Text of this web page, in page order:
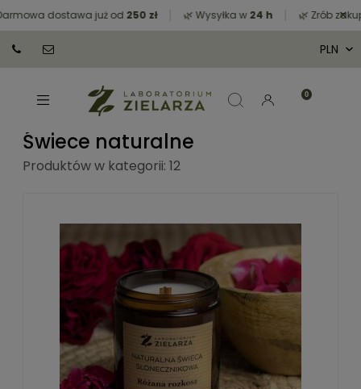
dostawa już od 250 zł 🌿 Wysyłka w24 h 🌿 Zrób zakupy za
×
Świece naturalne
Produktów w kategorii: 12